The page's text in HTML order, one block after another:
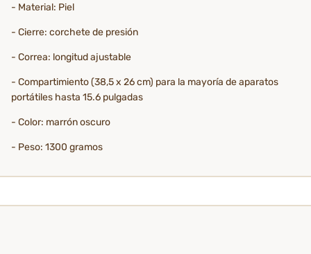
- Material: Piel
- Cierre: corchete de presión
- Correa: longitud ajustable
- Compartimiento (38,5 x 26 cm) para la mayoría de aparatos
portátiles hasta 15.6 pulgadas
- Color: marrón oscuro
- Peso: 1300 gramos